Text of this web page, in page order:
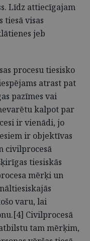
Līdz attiecīgajam
tiesā visas
jeb
procesu tiesisko
atrast pat
pazīmes vai
kalpot par
ir vienādi, jo
ir objektīvas
civilprocesā
tiesiskās
mērķi un
varu, lai
Civilprocesā
tam mērķim,